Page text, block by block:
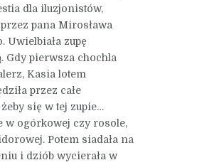
dla iluzjonistów,
pana Mirosława
Uwielbiała zupę
Gdy pierwsza chochla
Kasia lotem
przez całe
się w tej zupie…
w ogórkowej czy rosole,
Potem siadała na
i dziób wycierała w